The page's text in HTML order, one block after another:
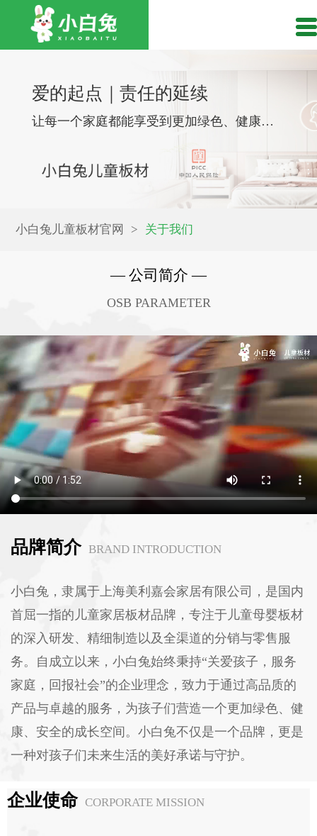
爱的起点｜责任的延续
让每一个家庭都能享受到更加绿色、健康、温馨的居家生活
小白兔儿童板材官网 关于我们
— 公司简介 —
OSB PARAMETER
品牌简介 BRAND INTRODUCTION
小白兔，隶属于上海美利嘉会家居有限公司，是国内
首屈一指的儿童家居板材品牌，专注于儿童母婴板材
的深入研发、精细制造以及全渠道的分销与零售服
务。自成立以来，小白兔始终秉持“关爱孩子，服务
家庭，回报社会”的企业理念，致力于通过高品质的
产品与卓越的服务，为孩子们营造一个更加绿色、健
康、安全的成长空间。小白兔不仅是一个品牌，更是
一种对孩子们未来生活的美好承诺与守护。
企业使命 CORPORATE MISSION